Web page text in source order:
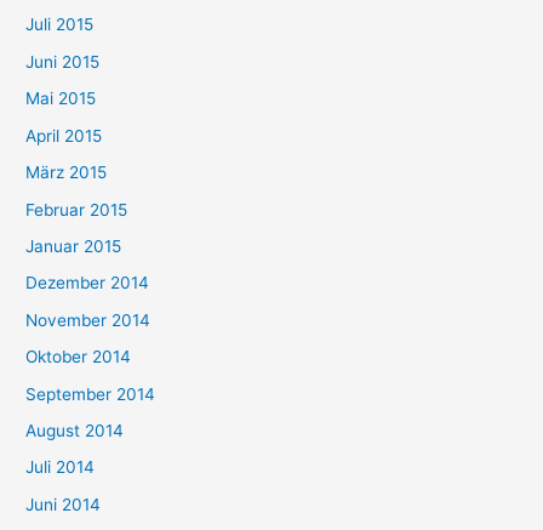
Juli 2015
Juni 2015
Mai 2015
April 2015
März 2015
Februar 2015
Januar 2015
Dezember 2014
November 2014
Oktober 2014
September 2014
August 2014
Juli 2014
Juni 2014